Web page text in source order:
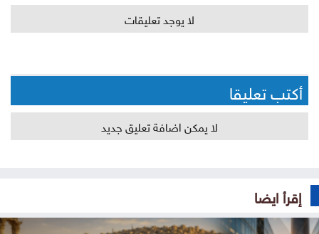
لا يوجد تعليقات
أكتب تعليقا
لا يمكن اضافة تعليق جديد
إقرأ ايضا